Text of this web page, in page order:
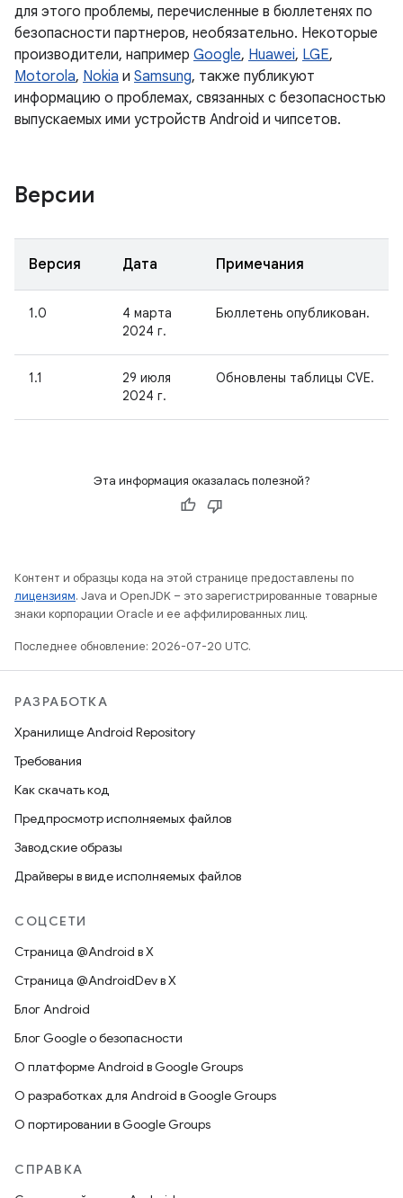
для этого проблемы, перечисленные в бюллетенях по
безопасности партнеров, необязательно. Некоторые
производители, например Google, Huawei, LGE,
Motorola, Nokia и Samsung, также публикуют
информацию о проблемах, связанных с безопасностью
выпускаемых ими устройств Android и чипсетов.
Версии
Версия Дата Примечания
1.0
4 марта
2024 г.
Бюллетень опубликован.
1.1
29 июля
2024 г.
Обновлены таблицы CVE.
Эта информация оказалась полезной?
Контент и образцы кода на этой странице предоставлены по
лицензиям. Java и OpenJDK – это зарегистрированные товарные
знаки корпорации Oracle и ее аффилированных лиц.
Последнее обновление: 2026-07-20 UTC.
РАЗРАБОТКА
Хранилище Android Repository
Требования
Как скачать код
Предпросмотр исполняемых файлов
Заводские образы
Драйверы в виде исполняемых файлов
СОЦСЕТИ
Страница @Android в X
Страница @AndroidDev в X
Блог Android
Блог Google о безопасности
О платформе Android в Google Groups
О разработках для Android в Google Groups
О портировании в Google Groups
СПРАВКА